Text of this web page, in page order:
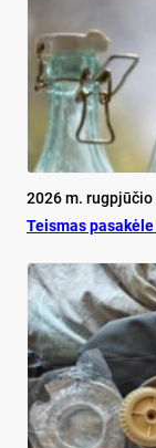
2026 m. rugpjūčio
Teis­mas